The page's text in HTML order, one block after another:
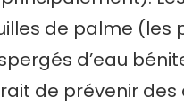
de palme (les
d’eau
de prévenir